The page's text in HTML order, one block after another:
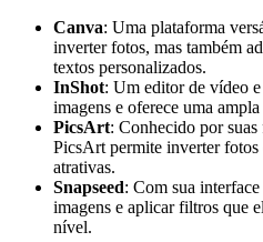
Canva: Uma ⁣plataforma
inverter fotos, mas também
textos personalizados.
InShot: Um editor ‍de vídeo
imagens ​e oferece uma
PicsArt:⁤ Conhecido por
PicsArt​ permite inverter fotos
⁤atrativas.
Snapseed: Com sua
imagens ⁤e ‌aplicar filtros que
nível.